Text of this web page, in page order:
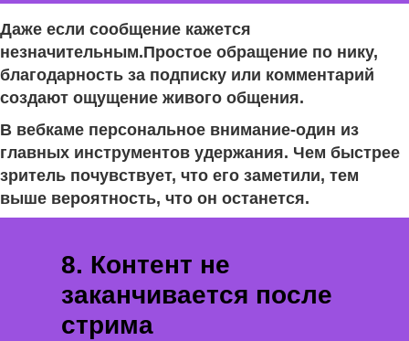
Даже если сообщение кажется
незначительным.Простое обращение по нику,
благодарность за подписку или комментарий
создают ощущение живого общения.
В вебкаме персональное внимание-один из
главных инструментов удержания. Чем быстрее
зритель почувствует, что его заметили, тем
выше вероятность, что он останется.
8. Контент не
заканчивается после
стрима